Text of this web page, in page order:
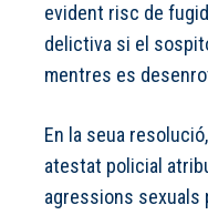
evident risc de
delictiva si el
mentres es
En la seua
atestat policial
agressions